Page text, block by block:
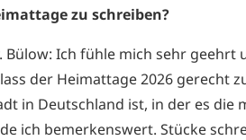
zu schreiben?
Bülow: Ich fühle mich sehr
der Heimattage 2026 gerecht
in Deutschland ist, in der es die
ich bemerkenswert. Stücke